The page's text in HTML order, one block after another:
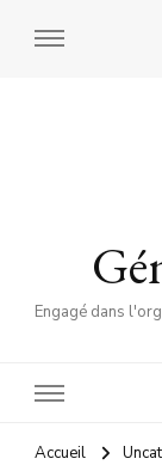
Engagé dans
Accueil